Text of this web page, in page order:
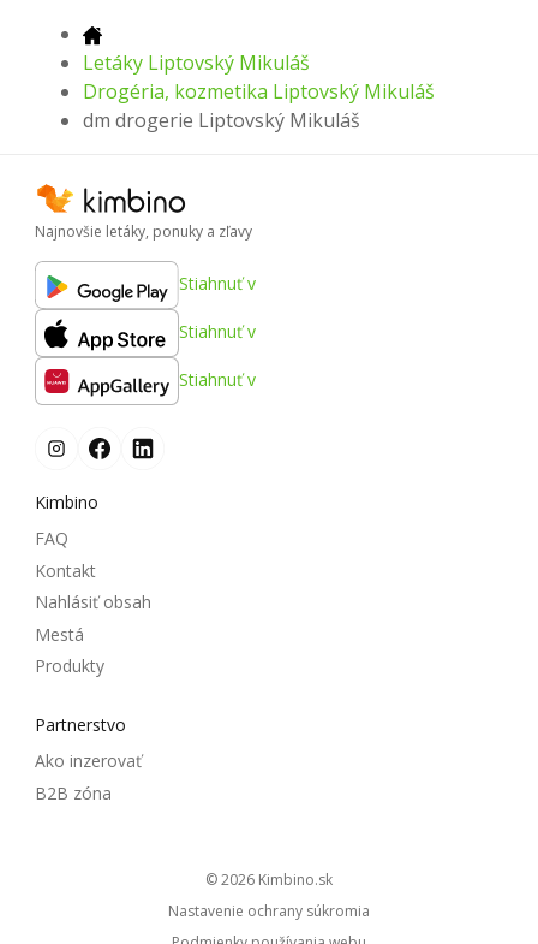
Letáky Liptovský Mikuláš
Drogéria, kozmetika Liptovský Mikuláš
dm drogerie Liptovský Mikuláš
Najnovšie letáky, ponuky a zľavy
Stiahnuť v
Stiahnuť v
Stiahnuť v
Kimbino
FAQ
Kontakt
Nahlásiť obsah
Mestá
Produkty
Partnerstvo
Ako inzerovať
B2B zóna
© 2026
kimbino.sk
Nastavenie ochrany súkromia